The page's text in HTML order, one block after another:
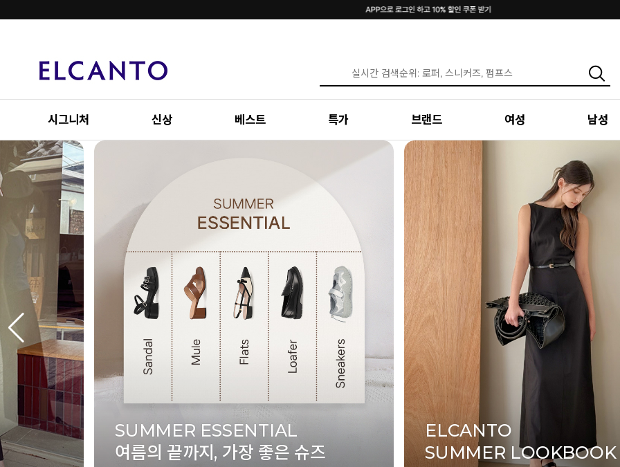
시그니처 신상 베스트 특가 브랜드 여성 남성
ELCANTO
SUMMER LOOKBOOK
INTENSE & MAZZ
SUMMER LOOKBOOK